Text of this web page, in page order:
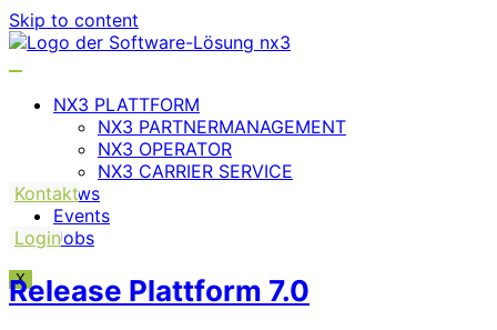
Skip to content
NX3 PLATTFORM
NX3 PARTNERMANAGEMENT
NX3 OPERATOR
NX3 CARRIER SERVICE
News
Events
Jobs
X
Kontakt
Login
Release Plattform 7.0